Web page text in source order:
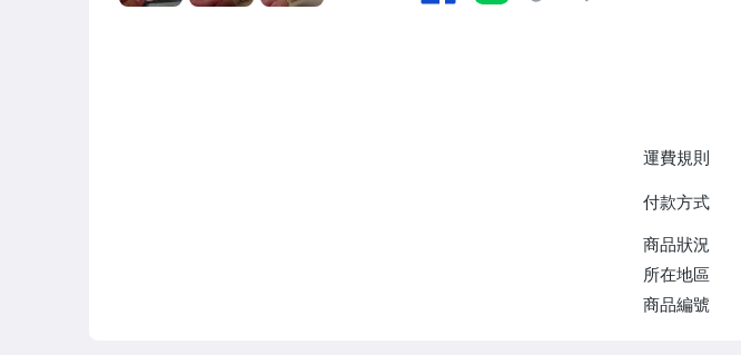
運費規則
付款方式
商品狀況
所在地區
商品編號